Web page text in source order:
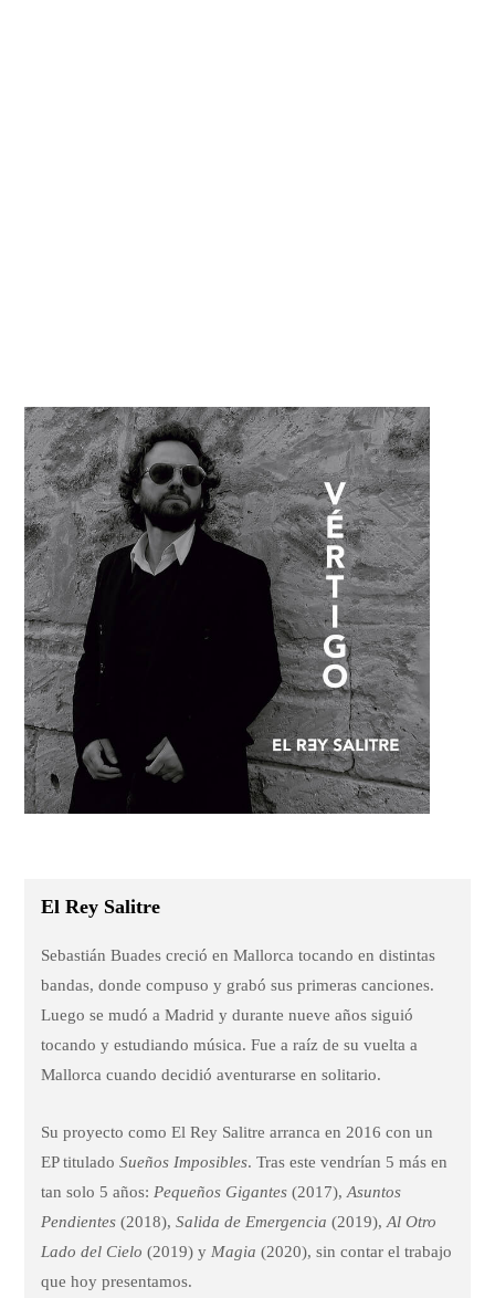
El Rey Salitre
Sebastián Buades creció en Mallorca tocando en distintas
bandas, donde compuso y grabó sus primeras canciones.
Luego se mudó a Madrid y durante nueve años siguió
tocando y estudiando música. Fue a raíz de su vuelta a
Mallorca cuando decidió aventurarse en solitario.
Su proyecto como El Rey Salitre arranca en 2016 con un
EP tituladoSueños Imposibles. Tras este vendrían 5 más en
tan solo 5 años: Pequeños Gigantes (2017),Asuntos
Pendientes (2018),Salida de Emergencia (2019),Al Otro
Lado del Cielo (2019) y Magia (2020), sin contar el trabajo
que hoy presentamos.